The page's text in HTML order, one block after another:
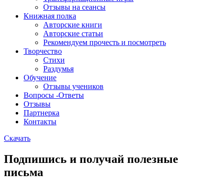
Отзывы на сеансы
Книжная полка
Авторские книги
Авторские статьи
Рекомендуем прочесть и посмотреть
Творчество
Стихи
Раздумья
Обучение
Отзывы учеников
Вопросы -Ответы
Отзывы
Партнерка
Контакты
Скачать
Подпишись и получай полезные
письма